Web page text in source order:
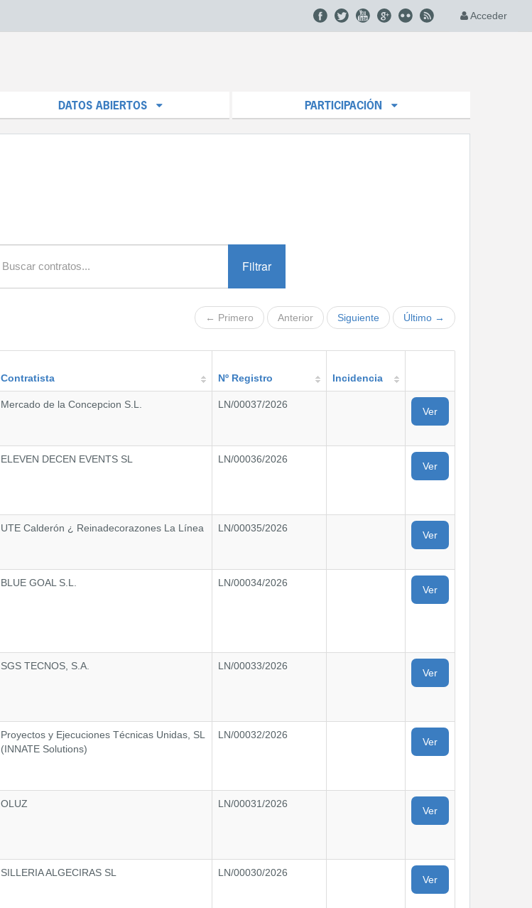
Acceder
DATOS ABIERTOS PARTICIPACIÓN
Filtrar
← Primero Anterior Siguiente Último →
Contratista Nº Registro Incidencia
Mercado de la Concepcion S.L. LN/00037/2026
Ver
ELEVEN DECEN EVENTS SL LN/00036/2026
Ver
UTE Calderón ¿ Reinadecorazones La Línea LN/00035/2026
Ver
BLUE GOAL S.L. LN/00034/2026
Ver
SGS TECNOS, S.A. LN/00033/2026
Ver
Proyectos y Ejecuciones Técnicas Unidas, SL
(INNATE Solutions)
LN/00032/2026
Ver
OLUZ LN/00031/2026
Ver
SILLERIA ALGECIRAS SL LN/00030/2026
Ver